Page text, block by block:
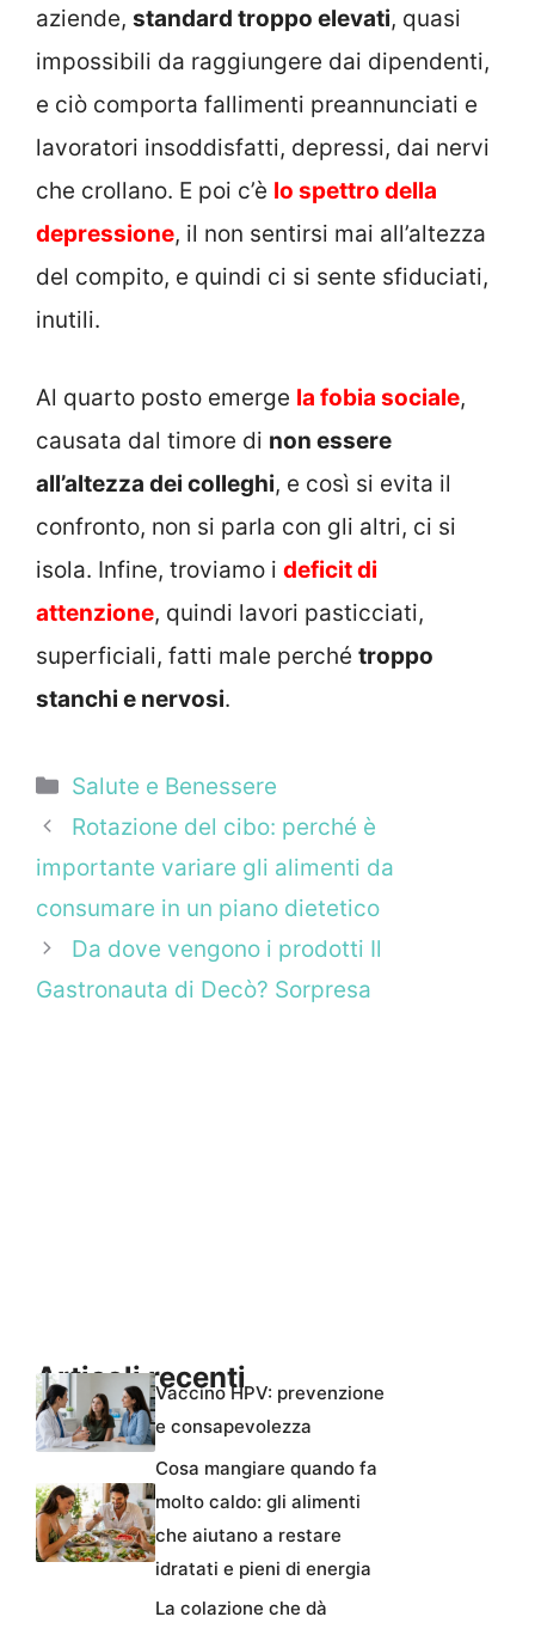
aziende, standard troppo elevati, quasi
impossibili da raggiungere dai dipendenti,
e ciò comporta fallimenti preannunciati e
lavoratori insoddisfatti, depressi, dai nervi
che crollano. E poi c’è lo spettro della
depressione, il non sentirsi mai all’altezza
del compito, e quindi ci si sente sfiduciati,
inutili.
Al quarto posto emerge la fobia sociale,
causata dal timore di non essere
all’altezza dei colleghi, e così si evita il
confronto, non si parla con gli altri, ci si
isola. Infine, troviamo i deficit di
attenzione, quindi lavori pasticciati,
superficiali, fatti male perché troppo
stanchi e nervosi.
Categorie
Salute e Benessere
Rotazione del cibo: perché è
importante variare gli alimenti da
consumare in un piano dietetico
Da dove vengono i prodotti Il
Gastronauta di Decò? Sorpresa
Articoli recentiVaccino HPV: prevenzione
e consapevolezza
Cosa mangiare quando fa
molto caldo: gli alimenti
che aiutano a restare
idratati e pieni di energia
La colazione che dà